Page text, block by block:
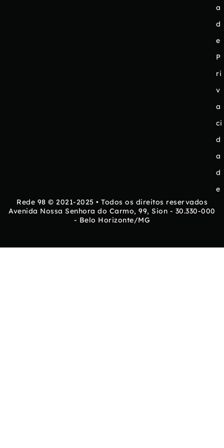
a
d
e
P
ri
v
a
ci
d
a
d
e
Rede 98 © 2021-2025 • Todos os direitos reservados
Avenida Nossa Senhora do Carmo, 99, Sion - 30.330-000
- Belo Horizonte/MG